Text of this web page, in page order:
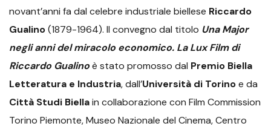
novant’anni fa dal celebre industriale biellese Riccardo
Gualino(1879-1964). Il convegno dal titolo Una Major
negli anni del miracolo economico. La Lux Film di
Riccardo Gualinoè stato promosso dal Premio Biella
Letteratura e Industria, dall’Università di Torinoe da
Città Studi Biellain collaborazione con Film Commission
Torino Piemonte, Museo Nazionale del Cinema, Centro